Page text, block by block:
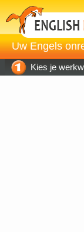
Uw Engels
Kies je